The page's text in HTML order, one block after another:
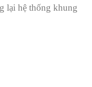
lại hệ thống khung